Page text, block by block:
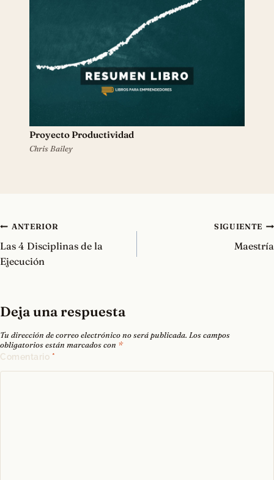
Proyecto Productividad
Chris Bailey
Navegación
de
entradas
ANTERIOR
Las 4 Disciplinas de la
Ejecución
SIGUIENTE
Maestría
Deja una respuesta
Tu dirección de correo electrónico no será publicada. Los campos
obligatorios están marcados con *
Comentario *